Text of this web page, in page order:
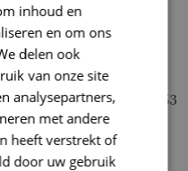
Scheepjes Organicon 253
Cornflower
€4,60 €4,14
inhoud en
en om ons
delen ook
van onze site
analysepartners,
met andere
heeft verstrekt of
door uw gebruik